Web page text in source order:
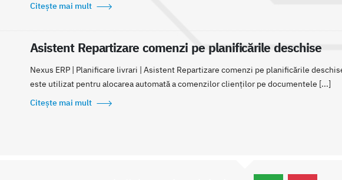
Citește mai mult
Asistent Repartizare comenzi pe planificările deschise
Nexus ERP | Planificare livrari | Asistent Repartizare comenzi pe planificările
este utilizat pentru alocarea automată a comenzilor clienților pe documentele [...]
Citește mai mult